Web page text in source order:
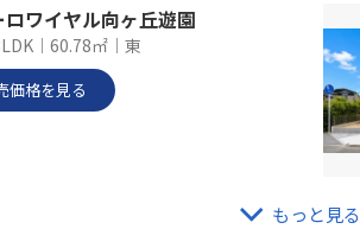
ロワイヤル向ヶ丘遊園
｜60.78㎡｜東
価格を見る
もっと見る